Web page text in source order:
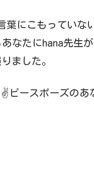
にこもっていな
なたにhana先生
ました。
ピースポーズのあ